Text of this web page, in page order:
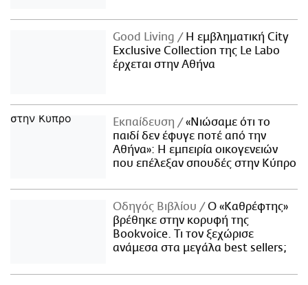
Good Living
Η εμβληματική City
Exclusive Collection της Le Labo
έρχεται στην Αθήνα
Εκπαίδευση
«Νιώσαμε ότι το
παιδί δεν έφυγε ποτέ από την
Αθήνα»: Η εμπειρία οικογενειών
που επέλεξαν σπουδές στην Κύπρο
Οδηγός Βιβλίου
Ο «Καθρέφτης»
βρέθηκε στην κορυφή της
Bookvoice. Τι τον ξεχώρισε
ανάμεσα στα μεγάλα best sellers;